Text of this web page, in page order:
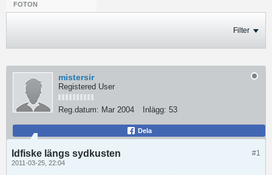
FOTON
Filter
mistersir
Registered User
Reg.datum: Mar 2004 Inlägg: 53
Dela
#1
Idfiske längs sydkusten
2011-03-25, 22:04